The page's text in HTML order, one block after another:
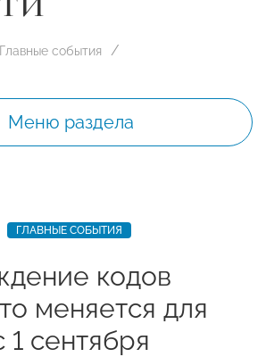
Главные события
Меню раздела
ГЛАВНЫЕ СОБЫТИЯ
кодов
меняется для
1 сентября